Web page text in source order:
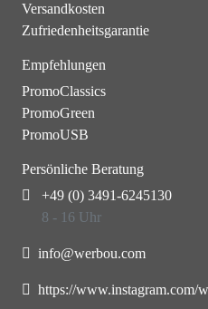
Versandkosten
Zufriedenheitsgarantie
Empfehlungen
PromoClassics
PromoGreen
PromoUSB
Persönliche Beratung
+49 (0) 3491-6245130
8 - 16 Uhr
info@werbou.com
https://www.instagram.com/